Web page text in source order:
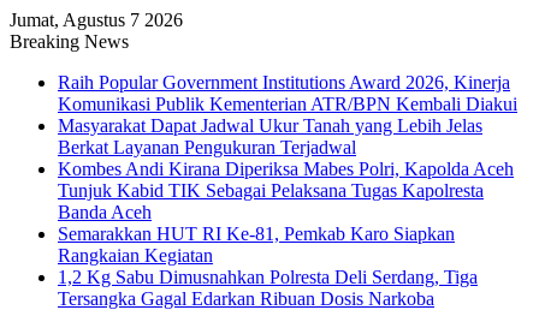
Jumat, Agustus 7 2026
Breaking News
Raih Popular Government Institutions Award 2026, Kinerja
Komunikasi Publik Kementerian ATR/BPN Kembali Diakui
Masyarakat Dapat Jadwal Ukur Tanah yang Lebih Jelas
Berkat Layanan Pengukuran Terjadwal
Kombes Andi Kirana Diperiksa Mabes Polri, Kapolda Aceh
Tunjuk Kabid TIK Sebagai Pelaksana Tugas Kapolresta
Banda Aceh
Semarakkan HUT RI Ke-81, Pemkab Karo Siapkan
Rangkaian Kegiatan
1,2 Kg Sabu Dimusnahkan Polresta Deli Serdang, Tiga
Tersangka Gagal Edarkan Ribuan Dosis Narkoba